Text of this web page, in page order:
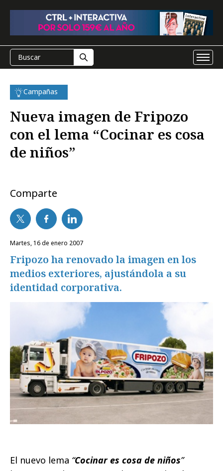
Campañas
Nueva imagen de Fripozo
con el lema “Cocinar es cosa
de niños”
Comparte
martes, 16 de enero 2007
Fripozo ha renovado la imagen en los
medios exteriores, ajustándola a su
identidad corporativa.
El nuevo lema “Cocinar es cosa de niños”